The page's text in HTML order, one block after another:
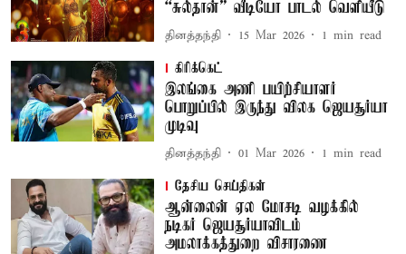
“சுல்தான்” வீடியோ பாடல் வெளியீடு
தினத்தந்தி 15 Mar 2026 1 min read
கிரிக்கெட்
இலங்கை அணி பயிற்சியாளர்
பொறுப்பில் இருந்து விலக ஜெயசூர்யா
முடிவு
தினத்தந்தி 01 Mar 2026 1 min read
தேசிய செய்திகள்
ஆன்லைன் ஏல மோசடி வழக்கில்
நடிகர் ஜெயசூர்யாவிடம்
அமலாக்கத்துறை விசாரணை